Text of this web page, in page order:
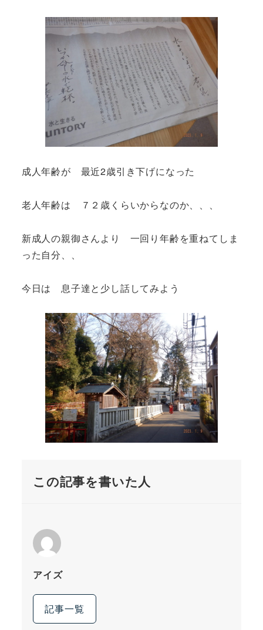
成人年齢が 最近2歳引き下げになった
老人年齢は ７２歳くらいからなのか、、、
新成人の親御さんより 一回り年齢を重ねてしま
った自分、、
今日は 息子達と少し話してみよう
この記事を書いた人
アイズ
記事一覧